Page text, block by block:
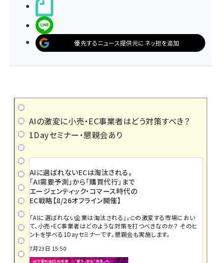
優先するニュース提供元にネッ担を追加
AIの激変に小売・EC事業者はどう対策すべき？
1Dayセミナー・懇親会あり
AIに選ばれないECは淘汰される。
「AI需要予測」から「購買代行」まで
エージェンティック・コマース時代の
EC戦略【8/26オフライン開催】
「AIに選ばれない企業は淘汰される」――。この激変する市場におい
て、小売・EC事業者はどのような対策を打つべきなのか？ そのヒ
ントを学べる1Dayセミナーです。懇親会も実施します。
7月23日 15:50